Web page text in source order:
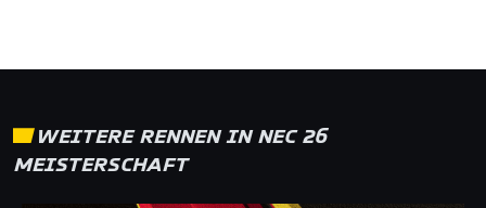
WEITERE RENNEN IN NEC 26
MEISTERSCHAFT